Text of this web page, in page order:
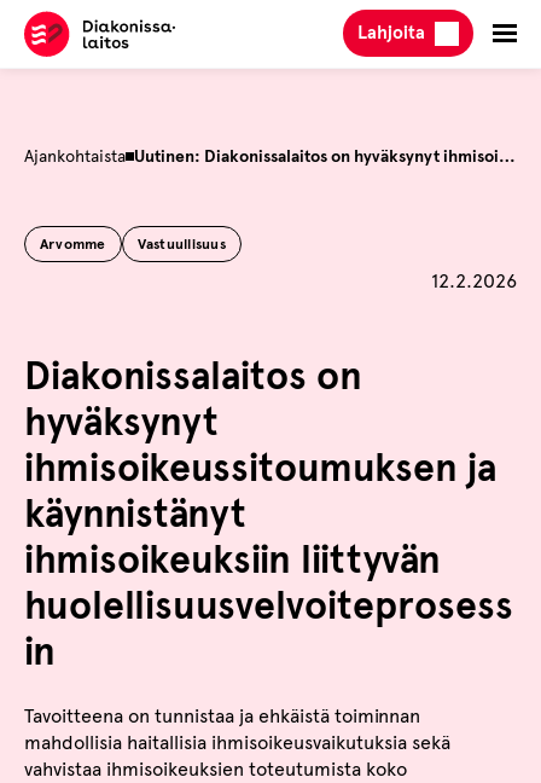
Hyppää
sisältöön
Lahjoita
Ajankohtaista Uutinen: Diakonissalaitos on hyväksynyt ihmisoikeussitoumuksen ja käynnistänyt ihmisoikeuksiin liittyvän huolellisuusvelvoiteprosessin
Arvomme Vastuullisuus
Julkaistu
12.2.2026
Diakonissalaitos on
hyväksynyt
ihmisoikeussitoumuksen ja
käynnistänyt
ihmisoikeuksiin liittyvän
huolellisuusvelvoiteprosess
in
Tavoitteena on tunnistaa ja ehkäistä toiminnan
mahdollisia haitallisia ihmisoikeusvaikutuksia sekä
vahvistaa ihmisoikeuksien toteutumista koko